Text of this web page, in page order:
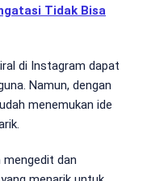
Tidak Bisa
di Instagram dapat
Namun, dengan
menemukan ide
dan